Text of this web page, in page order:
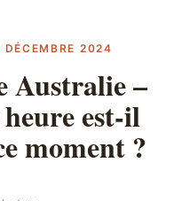
DÉCEMBRE 2024
Australie –
est-il
moment ?